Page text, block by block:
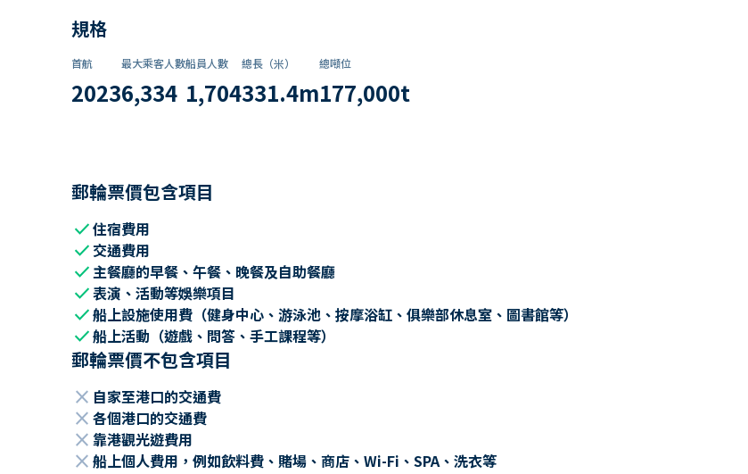
規格
首航
2023
最大乘客人數
6,334
船員人數
1,704
總長（米）
331.4m
總噸位
177,000t
郵輪票價包含項目
check住宿費用
check 交通費用
check主餐廳的早餐、午餐、晚餐及自助餐廳
check表演、活動等娛樂項目
check船上設施使用費（健身中心、游泳池、按摩浴缸、俱樂部休息室、圖書館等）
check船上活動（遊戲、問答、手工課程等）
郵輪票價不包含項目
close 自家至港口的交通費
close 各個港口的交通費
close 靠港觀光遊費用
close 船上個人費用，例如飲料費、賭場、商店、Wi-Fi、SPA、洗衣等